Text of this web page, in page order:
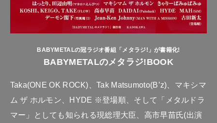
BABYMETALの冠ラジオ番組「メタラジ!」が書籍化!
BABYMETALのメタラジ!BOOK
Taka(ONE OK ROCK)、Tak Matsumoto(B’z)、マキシマ
ム ザ ホルモン、HYDE ※登場順、そして「メタルドラ
マー」としても知られる現総理大臣、高市早苗氏(出演